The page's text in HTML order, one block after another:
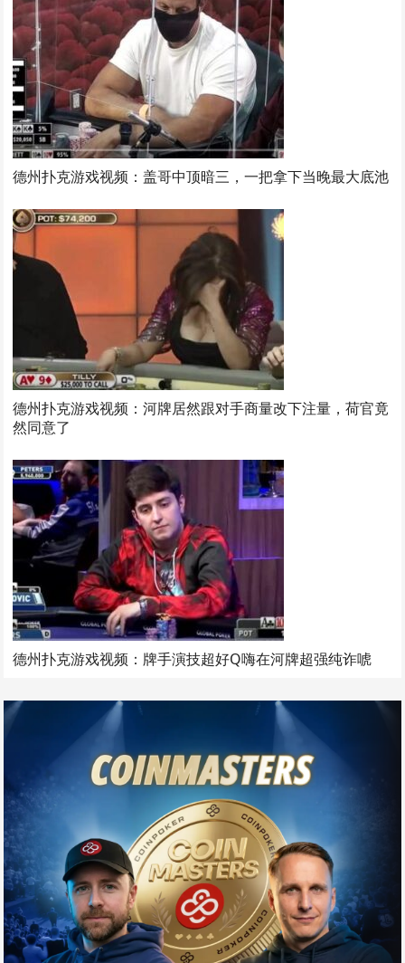
德州扑克游戏视频：盖哥中顶暗三，一把拿下当晚最大底池
德州扑克游戏视频：河牌居然跟对手商量改下注量，荷官竟
然同意了
德州扑克游戏视频：牌手演技超好Q嗨在河牌超强纯诈唬